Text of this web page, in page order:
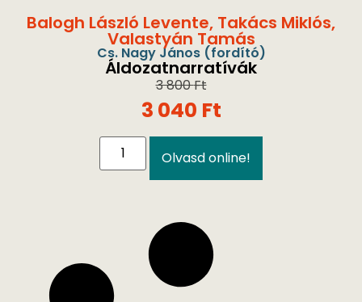
Balogh László Levente, Takács Miklós,
Valastyán Tamás
Cs. Nagy János(fordító)
Áldozatnarratívák
3 800Ft
3 040 Ft
Olvasd online!